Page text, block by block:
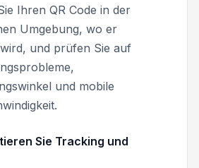
Ihren QR Code in der
Umgebung, wo er
und prüfen Sie auf
und mobile
Sie Tracking und